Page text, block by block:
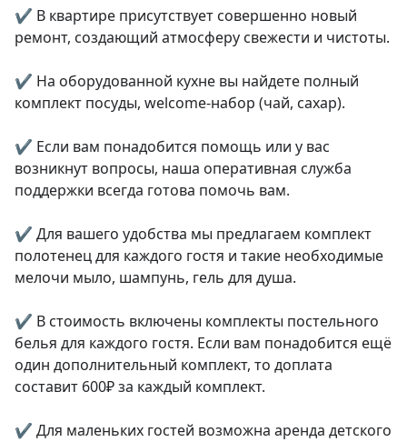
✔️ В квартире присутствует совершенно новый
ремонт, создающий атмосферу свежести и чистоты.
✔️ На оборудованной кухне вы найдете полный
комплект посуды, wеlсоmе-набор (чай, сахар).
✔️ Если вам понадобится помощь или у вас
возникнут вопросы, наша оперативная служба
поддержки всегда готова помочь вам.
✔️ Для вашего удобства мы предлагаем комплект
полотенец для каждого гостя и такие необходимые
мелочи мыло, шампунь, гель для душа.
✔️ В стоимость включены комплекты постельного
белья для каждого гостя. Если вам понадобится ещё
один дополнительный комплект, то доплата
составит 600₽ за каждый комплект.
✔️ Для маленьких гостей возможна аренда детского